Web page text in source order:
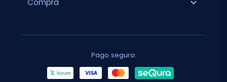
Compra expand_more
Pago seguro: